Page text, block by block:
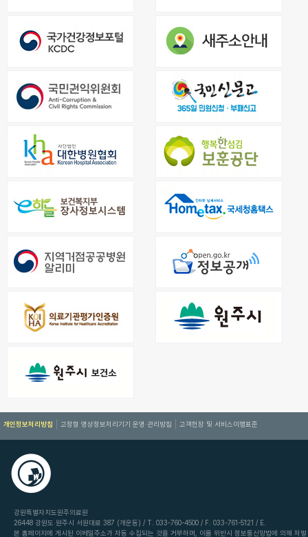
개인정보처리방침 고정형 영상정보처리기기 운영·관리방침 고객헌장 및 서비스이행표준
강원특별자치도원주의료원
26448 강원도 원주시 서원대로 387 (개운동) / T. 033-760-4500 / F. 033-761-5121 / E.
본 홈페이지에 게시된 이메일주소가 자동 수집되는 것을 거부하며, 이를 위반시 정보통신망법에 의해 처벌